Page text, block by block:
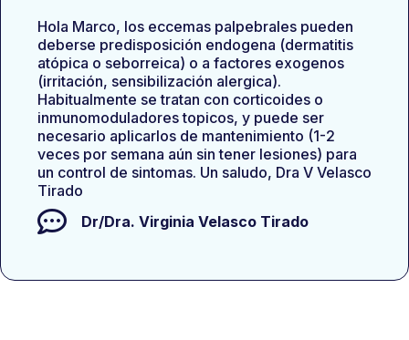
Hola Marco, los eccemas palpebrales pueden
deberse predisposición endogena (dermatitis
atópica o seborreica) o a factores exogenos
(irritación, sensibilización alergica).
Habitualmente se tratan con corticoides o
inmunomoduladores topicos, y puede ser
necesario aplicarlos de mantenimiento (1-2
veces por semana aún sin tener lesiones) para
un control de sintomas. Un saludo, Dra V Velasco
Tirado
Dr/Dra. Virginia Velasco Tirado